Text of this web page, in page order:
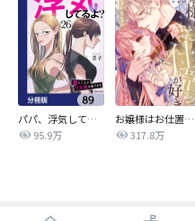
パパ、浮気してるよ？娘と二人でクズ夫を捨てます【分冊版】
95.9万
お嬢様はお仕置きが好き
317.8万